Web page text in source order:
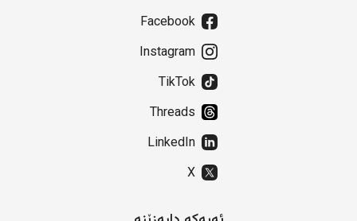
Facebook
Instagram
TikTok
Threads
LinkedIn
X